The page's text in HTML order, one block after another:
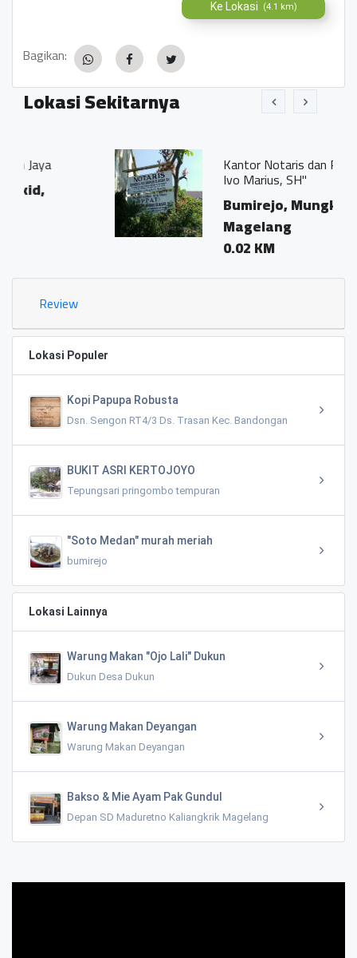
Ke Lokasi (4.1 km)
Bagikan:
Lokasi Sekitarnya
Kantor Notaris dan PPAT "Georgius
Ivo Marius, SH"
Bumirejo, Mungkid,
Magelang
Review
Lokasi Populer
Kopi Papupa Robusta
Dsn. Sengon RT4/3 Ds. Trasan Kec. Bandongan
BUKIT ASRI KERTOJOYO
Tepungsari pringombo tempuran
"Soto Medan" murah meriah
bumirejo
Lokasi Lainnya
Warung Makan "Ojo Lali" Dukun
Dukun Desa Dukun
Warung Makan Deyangan
Warung Makan Deyangan
Bakso & Mie Ayam Pak Gundul
Depan SD Maduretno Kaliangkrik Magelang